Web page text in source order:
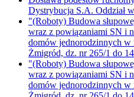
Dystrybucja S.A. Oddział
"(Roboty) Budowa
wraz z powiązaniami SN i
domów jednorodzinnych w
Żmigród, dz. nr 265/1 do
"(Roboty) Budowa
wraz z powiązaniami SN i
domów jednorodzinnych w